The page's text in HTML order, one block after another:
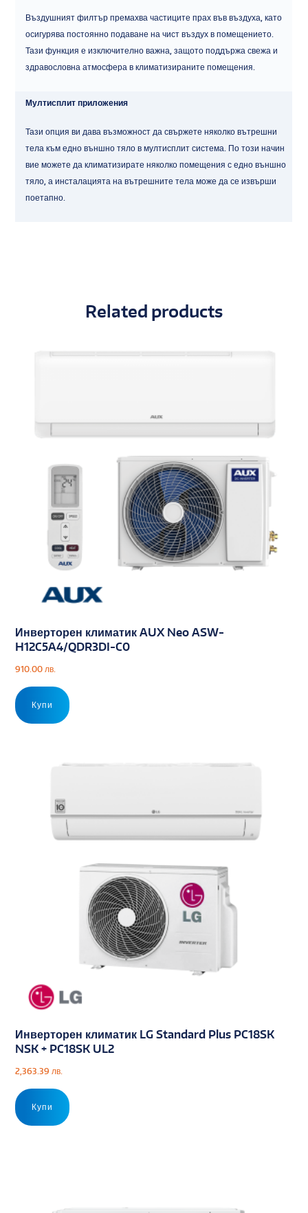
Въздушният филтър премахва частиците прах във въздуха, като
осигурява постоянно подаване на чист въздух в помещението.
Тази функция е изключително важна, защото поддържа свежа и
здравословна атмосфера в климатизираните помещения.
Мултисплит приложения
Тази опция ви дава възможност да свържете няколко вътрешни
тела към едно външно тяло в мултисплит система. По този начин
вие можете да климатизирате няколко помещения с едно външно
тяло, а инсталацията на вътрешните тела може да се извърши
поетапно.
Related products
Инверторен климатик AUX Neo ASW-
H12C5A4/QDR3DI-C0
910.00лв.
Купи
Инверторен климатик LG Standard Plus PC18SK
NSK + PC18SK UL2
2,363.39лв.
Купи